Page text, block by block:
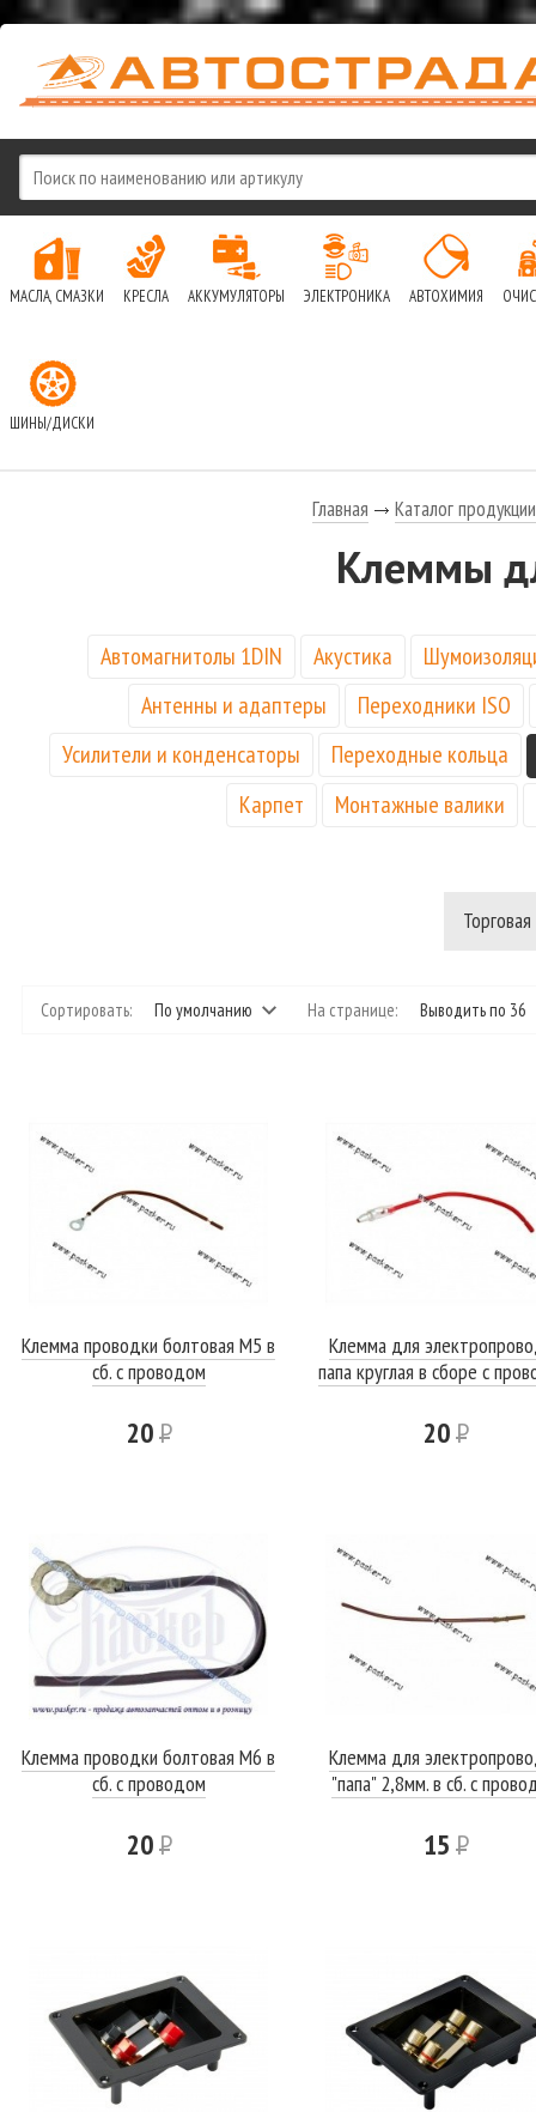
МАСЛА, СМАЗКИ КРЕСЛА АККУМУЛЯТОРЫ ЭЛЕКТРОНИКА АВТОХИМИЯ
ШИНЫ/ДИСКИ
Главная Каталог продукции
Клеммы
Автомагнитолы 1DIN Акустика
Антенны и адаптеры
Переходники ISO
Усилители и конденсаторы
Переходные кольца
Карпет
Монтажные валики
Сортировать: По умолчанию На странице: Выводить по 36
Клемма проводки болтовая М5 в
сб. с проводом
20Р
Клемма для
папа круглая в сборе с
20Р
Клемма проводки болтовая М6 в
сб. с проводом
20Р
Клемма для
"папа" 2,8мм. в сб. с
15Р